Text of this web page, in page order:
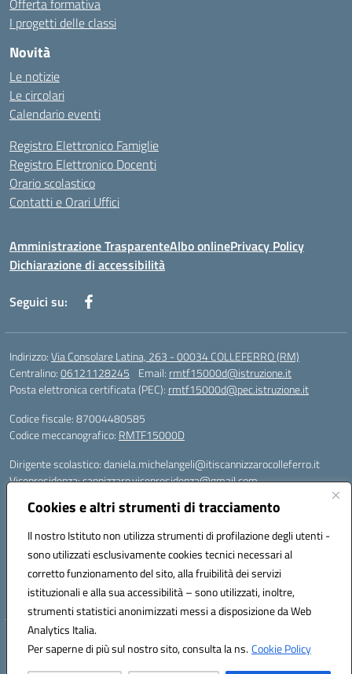
Cookies e altri strumenti di tracciamento
Il nostro Istituto non utilizza strumenti di profilazione degli utenti -
sono utilizzati esclusivamente cookies tecnici necessari al
corretto funzionamento del sito, alla fruibilità dei servizi
istituzionali e alla sua accessibilità – sono utilizzati, inoltre,
strumenti statistici anonimizzati messi a disposizione da Web
Analytics Italia.
Per saperne di più sul nostro sito, consulta la ns.Cookie Policy
Offerta formativa
I progetti delle classi
Novità
Le notizie
Le circolari
Calendario eventi
Registro Elettronico Famiglie
Registro Elettronico Docenti
Orario scolastico
Contatti e Orari Uffici
Amministrazione TrasparenteAlbo onlinePrivacy Policy
Dichiarazione di accessibilità
Seguici su:
Indirizzo:Via Consolare Latina, 263 - 00034 COLLEFERRO (RM)
Centralino:06121128245 Email: rmtf15000d@istruzione.it
Posta elettronica certificata (PEC): rmtf15000d@pec.istruzione.it
Codice fiscale: 87004480585
Codice meccanografico: RMTF15000D
Dirigente scolastico: daniela.michelangeli@itiscannizzarocolleferro.it
Vicepresidenza: cannizzaro.vicepresidenza@gmail.com
Supporto piattaforme DDI (creazione account e rigenerazione credenziali)
supporto_gsuite@itiscannizzarocolleferro.it
Microsoft Office 365 (Teams):
supporto_office365@cannizzaro.onmicrosoft.com
Hosting & Powered by 3D Solution S.r.l.
Concept & Design by Designers Italia